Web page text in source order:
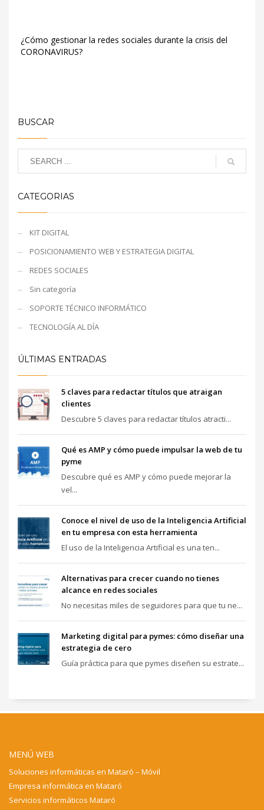
¿Cómo gestionar la redes sociales durante la crisis del
CORONAVIRUS?
BUSCAR
CATEGORIAS
KIT DIGITAL
POSICIONAMIENTO WEB Y ESTRATEGIA DIGITAL
REDES SOCIALES
Sin categoría
SOPORTE TÉCNICO INFORMÁTICO
TECNOLOGÍA AL DÍA
ÚLTIMAS ENTRADAS
5 claves para redactar títulos que atraigan
clientes
Descubre 5 claves para redactar títulos atracti...
Qué es AMP y cómo puede impulsar la web de tu
pyme
Descubre qué es AMP y cómo puede mejorar la
vel...
Conoce el nivel de uso de la Inteligencia Artificial
en tu empresa con esta herramienta
El uso de la Inteligencia Artificial es una ten...
Alternativas para crecer cuando no tienes
alcance en redes sociales
No necesitas miles de seguidores para que tu ne...
Marketing digital para pymes: cómo diseñar una
estrategia de cero
Guía práctica para que pymes diseñen su estrate...
MENÚ WEB
Soluciones informáticas en Mataró – Móvil
Empresa informática en Mataró
Servicios informáticos Mataró